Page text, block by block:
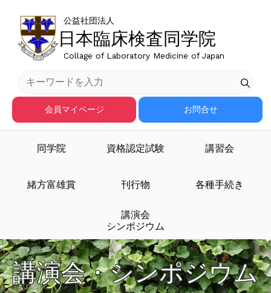
日本臨床検査同学院
公益社団法人
Collage of Laboratory Medicine of Japan
会員マイページ お問合せ
同学院 資格認定試験 講習会
緒方富雄賞 刊行物 各種手続き
講演会
シンポジウム
講演会・シンポジウム